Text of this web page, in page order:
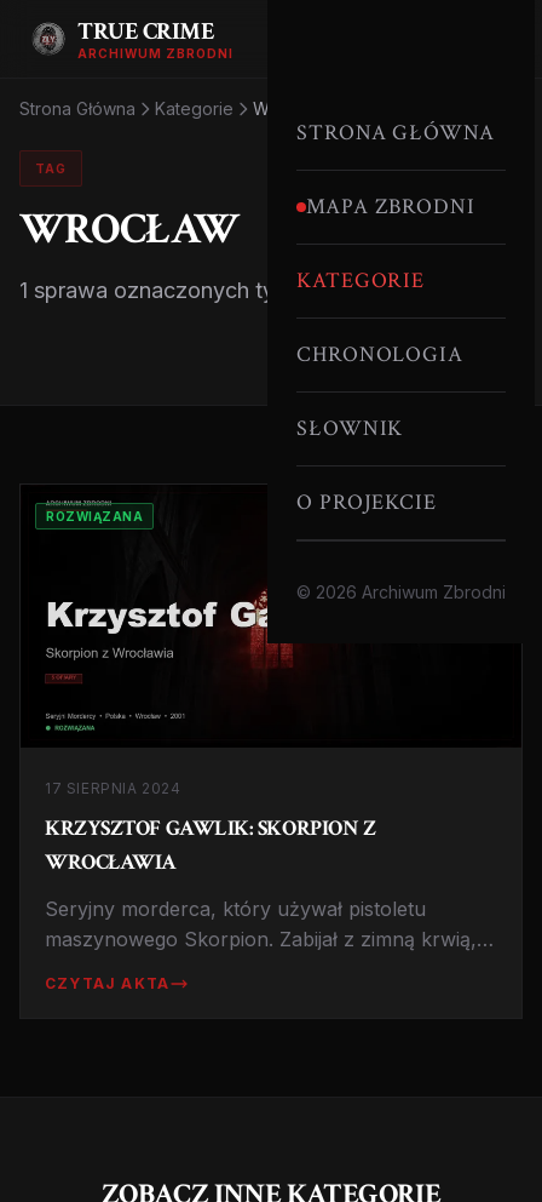
TRUE CRIME
ARCHIWUM ZBRODNI
STRONA GŁÓWNA
MAPA ZBRODNI
KATEGORIE
CHRONOLOGIA
SŁOWNIK
O PROJEKCIE
© 2026 Archiwum Zbrodni
Strona Główna Kategorie Wrocław
TAG
WROCŁAW
1 sprawa oznaczonych tym tagiem.
ROZWIĄZANA SERYJNI MORDERCY
17 SIERPNIA 2024
KRZYSZTOF GAWLIK: SKORPION Z
WROCŁAWIA
Seryjny morderca, który używał pistoletu
maszynowego Skorpion. Zabijał z zimną krwią,
CZYTAJ AKTA